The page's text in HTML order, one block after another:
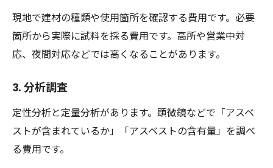
現地で建材の種類や使用箇所を確認する費用です。必要
箇所から実際に試料を採る費用です。高所や営業中対
応、夜間対応などでは高くなることがあります。
3. 分析調査
定性分析と定量分析があります。顕微鏡などで「アスベ
ストが含まれているか」「アスベストの含有量」を調べ
る費用です。